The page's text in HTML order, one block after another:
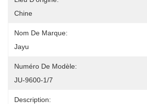
Chine
Nom De Marque:
Jayu
Numéro De Modèle:
JU-9600-1/7
Description: